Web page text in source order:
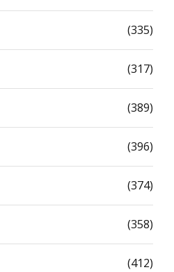
(335)
(317)
(389)
(396)
(374)
(358)
(412)